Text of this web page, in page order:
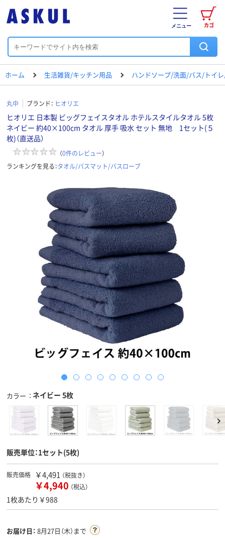
カゴ
メニュー
ホーム 生活雑貨/キッチン用品 ハンドソープ/洗面/バス/トイ
丸中 ブランド： ヒオリエ
ヒオリエ 日本製 ビッグフェイスタオル ホテルスタイルタオル 5枚
ネイビー 約40×100cm タオル 厚手 吸水 セット 無地 1セット(５
枚)（直送品）
（0件のレビュー）
ランキングを見る：タオル/バスマット/バスローブ
カラー ネイビー 5枚
販売単位：1セット(5枚)
販売価格 ￥4,491 （税抜き）
￥4,940 （税込）
1枚あたり￥988
お届け日： 8月27日（木）まで